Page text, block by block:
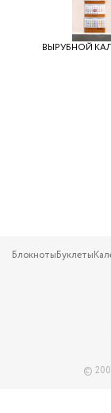
ВЫРУБНОЙ
БлокнотыБуклеты
©